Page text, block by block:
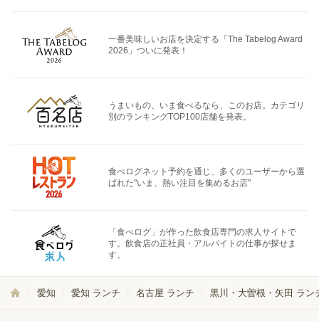
一番美味しいお店を決定する「The Tabelog Award
2026」ついに発表！
うまいもの、いま食べるなら、このお店。カテゴリ
別のランキングTOP100店舗を発表。
食べログネット予約を通じ、多くのユーザーから選
ばれた"いま、熱い注目を集めるお店"
「食べログ」が作った飲食店専門の求人サイトで
す。飲食店の正社員・アルバイトの仕事が探せま
す。
愛知 愛知 ランチ 名古屋 ランチ 黒川・大曽根・矢田 ラン